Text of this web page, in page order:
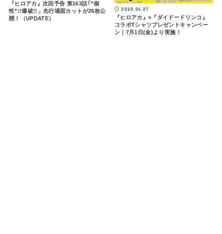
『ヒロアカ』次回予告 第163話｢”個
性”!!爆破!!」先行場面カットが26枚公
開！（UPDATE）
2022.06.27
『ヒロアカ』×『ダイドードリンコ』
コラボTシャツプレゼントキャンペー
ン｜7月1日(金)より実施！